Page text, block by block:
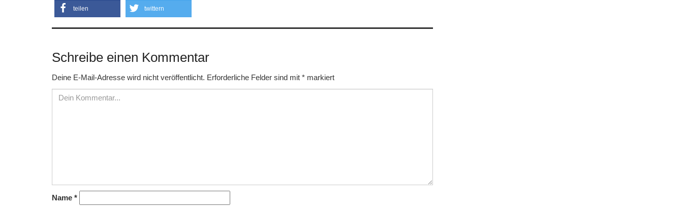
teilen twittern
Schreibe einen Kommentar
Deine E-Mail-Adresse wird nicht veröffentlicht. Erforderliche Felder sind mit * markiert
Name *